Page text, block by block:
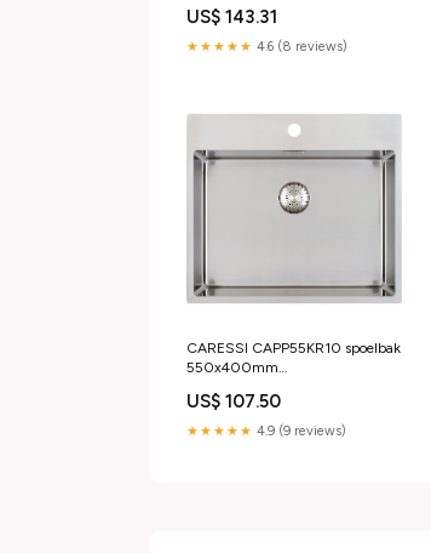
CHEF
US$ 143.31
★★★★★ 4.6 (8 reviews)
CARESSI CAPP55KR10 spoelbak
550x400mm
Quooker Onderdelen
US$ 107.50
★★★★★ 4.9 (9 reviews)